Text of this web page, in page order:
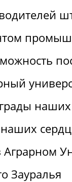
наших
Аграрном
Зауралья